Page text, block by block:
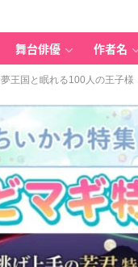
舞台俳優 作者名
夢王国と眠れる100人の王子様